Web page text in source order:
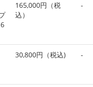
165,000円（税
込）
-
30,800円（税込) -